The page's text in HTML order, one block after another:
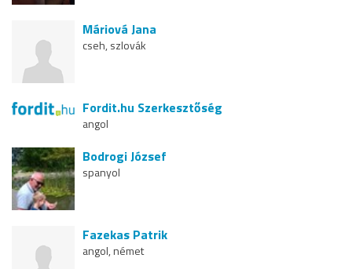
Máriová Jana
cseh, szlovák
Fordit.hu Szerkesztőség
angol
Bodrogi József
spanyol
Fazekas Patrik
angol, német